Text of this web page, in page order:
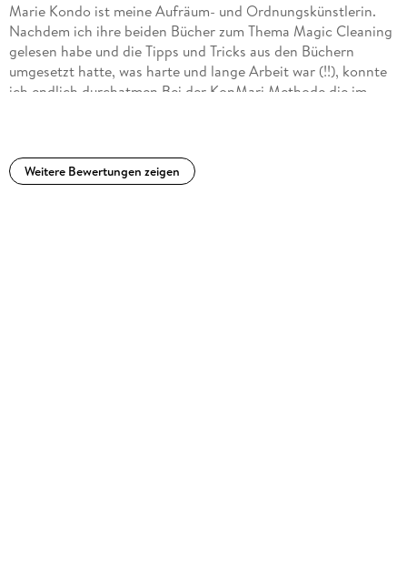
Marie Kondo ist meine Aufräum- und Ordnungskünstlerin.
Nachdem ich ihre beiden Bücher zum Thema Magic Cleaning
gelesen habe und die Tipps und Tricks aus den Büchern
umgesetzt hatte, was harte und lange Arbeit war (!!), konnte
ich endlich durchatmen.Bei der KonMari Methode die im
Das bedeutet zu Anfang ALLE Kleidungsstücke auf einen
Haufen zu werfen (also auch die Jacken aus der Garderobe,
Weitere Bewertungen zeigen